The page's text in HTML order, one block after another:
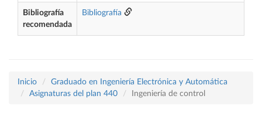
Bibliografía
recomendada
Bibliografía
Inicio
Graduado en Ingeniería Electrónica y Automática
Asignaturas del plan 440
Ingeniería de control